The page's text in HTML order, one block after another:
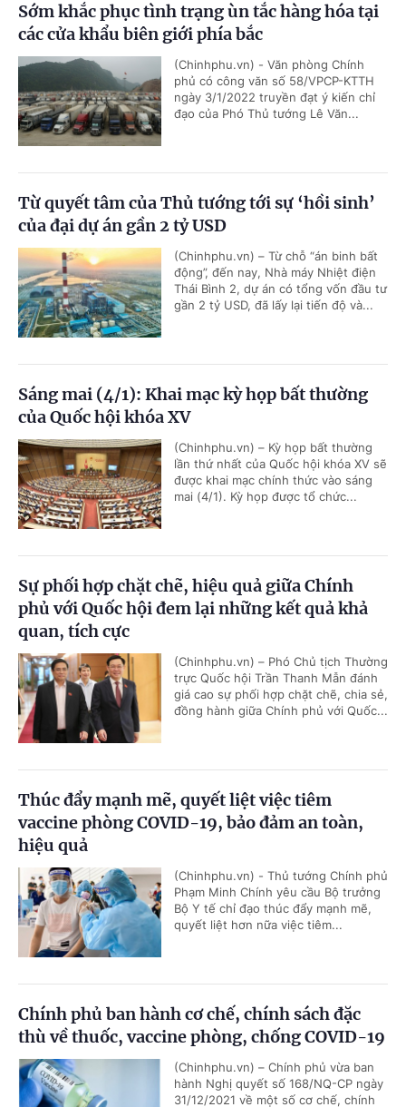
Sớm khắc phục tình trạng ùn tắc hàng hóa tại
các cửa khẩu biên giới phía bắc
(Chinhphu.vn) - Văn phòng Chính
phủ có công văn số 58/VPCP-KTTH
ngày 3/1/2022 truyền đạt ý kiến chỉ
đạo của Phó Thủ tướng Lê Văn...
Từ quyết tâm của Thủ tướng tới sự ‘hồi sinh’
của đại dự án gần 2 tỷ USD
(Chinhphu.vn) – Từ chỗ “án binh bất
động”, đến nay, Nhà máy Nhiệt điện
Thái Bình 2, dự án có tổng vốn đầu tư
gần 2 tỷ USD, đã lấy lại tiến độ và...
Sáng mai (4/1): Khai mạc kỳ họp bất thường
của Quốc hội khóa XV
(Chinhphu.vn) – Kỳ họp bất thường
lần thứ nhất của Quốc hội khóa XV sẽ
được khai mạc chính thức vào sáng
mai (4/1). Kỳ họp được tổ chức...
Sự phối hợp chặt chẽ, hiệu quả giữa Chính
phủ với Quốc hội đem lại những kết quả khả
quan, tích cực
(Chinhphu.vn) – Phó Chủ tịch Thường
trực Quốc hội Trần Thanh Mẫn đánh
giá cao sự phối hợp chặt chẽ, chia sẻ,
đồng hành giữa Chính phủ với Quốc...
Thúc đẩy mạnh mẽ, quyết liệt việc tiêm
vaccine phòng COVID-19, bảo đảm an toàn,
hiệu quả
(Chinhphu.vn) - Thủ tướng Chính phủ
Phạm Minh Chính yêu cầu Bộ trưởng
Bộ Y tế chỉ đạo thúc đẩy mạnh mẽ,
quyết liệt hơn nữa việc tiêm...
Chính phủ ban hành cơ chế, chính sách đặc
thù về thuốc, vaccine phòng, chống COVID-19
(Chinhphu.vn) – Chính phủ vừa ban
hành Nghị quyết số 168/NQ-CP ngày
31/12/2021 về một số cơ chế, chính